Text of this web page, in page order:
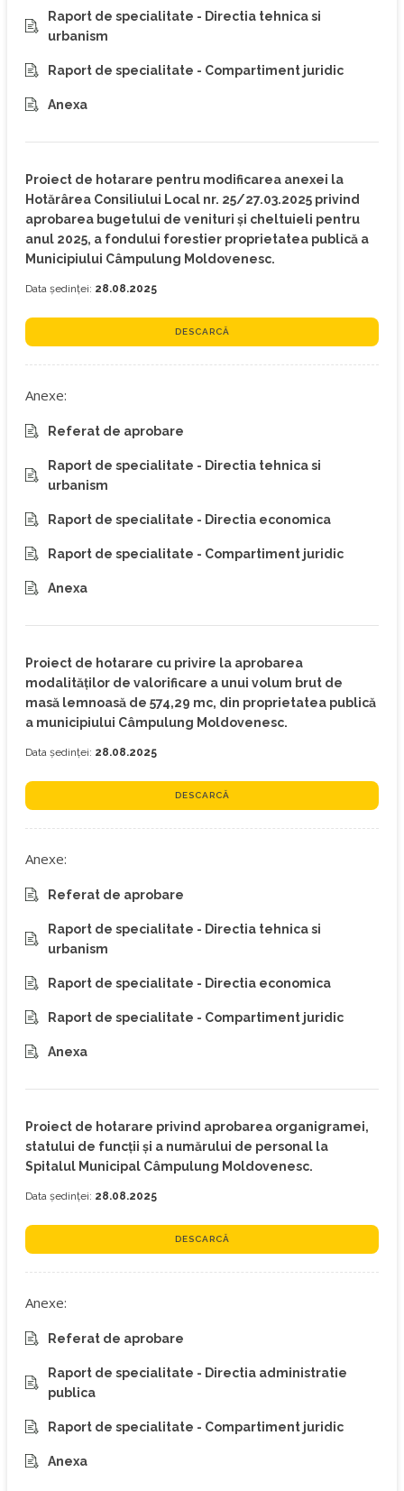
Raport de specialitate - Directia tehnica si
urbanism
Raport de specialitate - Compartiment juridic
Anexa
Proiect de hotarare pentru modificarea anexei la
Hotărârea Consiliului Local nr. 25/27.03.2025 privind
aprobarea bugetului de venituri și cheltuieli pentru
anul 2025, a fondului forestier proprietatea publică a
Municipiului Câmpulung Moldovenesc.
Data ședinței: 28.08.2025
DESCARCĂ
Anexe:
Referat de aprobare
Raport de specialitate - Directia tehnica si
urbanism
Raport de specialitate - Directia economica
Raport de specialitate - Compartiment juridic
Anexa
Proiect de hotarare cu privire la aprobarea
modalităților de valorificare a unui volum brut de
masă lemnoasă de 574,29 mc, din proprietatea publică
a municipiului Câmpulung Moldovenesc.
Data ședinței: 28.08.2025
DESCARCĂ
Anexe:
Referat de aprobare
Raport de specialitate - Directia tehnica si
urbanism
Raport de specialitate - Directia economica
Raport de specialitate - Compartiment juridic
Anexa
Proiect de hotarare privind aprobarea organigramei,
statului de funcţii şi a numărului de personal la
Spitalul Municipal Câmpulung Moldovenesc.
Data ședinței: 28.08.2025
DESCARCĂ
Anexe:
Referat de aprobare
Raport de specialitate - Directia administratie
publica
Raport de specialitate - Compartiment juridic
Anexa